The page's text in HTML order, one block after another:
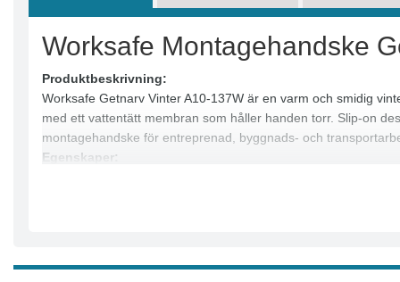
Worksafe Montagehandske
Produktbeskrivning:
Worksafe Getnarv Vinter A10-137W är en varm och smidig
med ett vattentätt membran som håller handen torr. Slip-on
montagehandske för entreprenad, byggnads- och
Egenskaper: